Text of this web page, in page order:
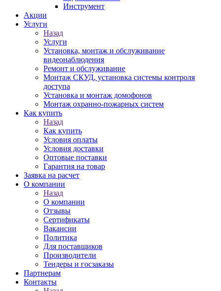
Инструмент
Акции
Услуги
Назад
Услуги
Установка, монтаж и обслуживание
видеонаблюдения
Ремонт и обслуживание
Монтаж СКУД, установка системы контроля
доступа
Установка и монтаж домофонов
Монтаж охранно-пожарных систем
Как купить
Назад
Как купить
Условия оплаты
Условия доставки
Оптовые поставки
Гарантия на товар
Заявка на расчет
О компании
Назад
О компании
Отзывы
Сертификаты
Вакансии
Политика
Для поставщиков
Производители
Тендеры и госзаказы
Партнерам
Контакты